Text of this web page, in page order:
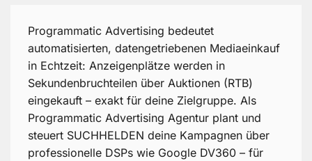
Programmatic Advertising bedeutet
automatisierten, datengetriebenen Mediaeinkauf
in Echtzeit: Anzeigenplätze werden in
Sekundenbruchteilen über Auktionen (RTB)
eingekauft – exakt für deine Zielgruppe. Als
Programmatic Advertising Agentur plant und
steuert SUCHHELDEN deine Kampagnen über
professionelle DSPs wie Google DV360 – für